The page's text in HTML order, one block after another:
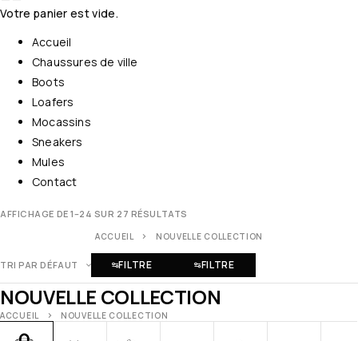
Votre panier est vide.
Accueil
Chaussures de ville
Boots
Loafers
Mocassins
Sneakers
Mules
Contact
AFFICHAGE DE 1–24 SUR 27 RÉSULTATS
ACCUEIL NOUVELLE COLLECTION
TRI PAR DÉFAUT FILTRE FILTRE
NOUVELLE COLLECTION
ACCUEIL NOUVELLE COLLECTION